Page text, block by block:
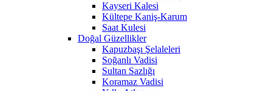
Kayseri Kalesi
Kültepe Kaniş-Karum
Saat Kulesi
Doğal Güzellikler
Kapuzbaşı Şelaleleri
Soğanlı Vadisi
Sultan Sazlığı
Koramaz Vadisi